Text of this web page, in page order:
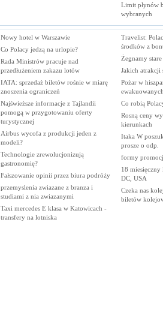
Limit płynów
wybranych
Nowy hotel w Warszawie
Co Polacy jedzą na urlopie?
Rada Ministrów pracuje nad
przedłużeniem zakazu lotów
IATA: sprzedaż biletów rośnie w miarę
znoszenia ograniczeń
Najświeższe informacje z Tajlandii
pomogą w przygotowaniu oferty
turystycznej
Airbus wycofa z produkcji jeden z
modeli?
Technologie zrewolucjonizują
gastronomię?
Fałszowanie opinii przez biura podróży
przemyslenia zwiazane z branza i
studiami z nia zwiazanymi
Taxi mercedes E klasa w Katowicach -
transfery na lotniska
Travelist:
środków z
Żegnamy
Jakich atrakcji
Pożar w
Co robią
Rosną ceny
kierunkach
Itaka W
prosze o odp.
formy
18 miesięczny
DC, USA
Czeka nas
biletów